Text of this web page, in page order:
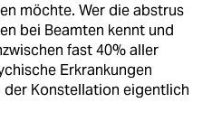
möchte. Wer die abstrus
bei Beamten kennt und
fast 40% aller
Erkrankungen
der Konstellation eigentlich